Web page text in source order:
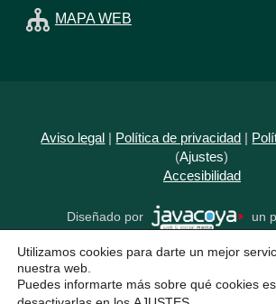
MAPA WEB
Aviso legal Política de privacidad
(Ajustes)
Accesibilidad
Diseñado por un
Utilizamos cookies para darte un mejor
nuestra web.
Puedes informarte más sobre qué cookies